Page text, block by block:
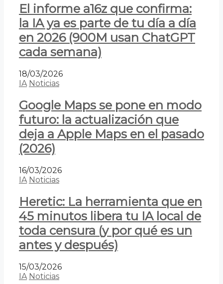
El informe a16z que confirma:
la IA ya es parte de tu día a día
en 2026 (900M usan ChatGPT
cada semana)
18/03/2026
IA Noticias
Google Maps se pone en modo
futuro: la actualización que
deja a Apple Maps en el pasado
(2026)
16/03/2026
IA Noticias
Heretic: La herramienta que en
45 minutos libera tu IA local de
toda censura (y por qué es un
antes y después)
15/03/2026
IA Noticias